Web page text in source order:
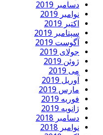
دسامبر 2019
نوامبر 2019
اکتبر 2019
سپتامبر 2019
آگوست 2019
جولای 2019
ژوئن 2019
می 2019
آوریل 2019
مارس 2019
فوریه 2019
ژانویه 2019
دسامبر 2018
نوامبر 2018